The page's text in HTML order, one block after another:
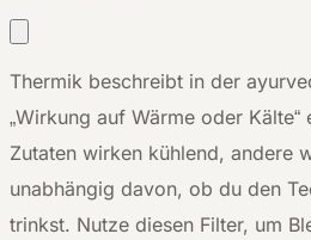
Thermik beschreibt in der
„Wirkung auf Wärme oder
Zutaten wirken kühlend, andere
unabhängig davon, ob du den
trinkst. Nutze diesen Filter, um